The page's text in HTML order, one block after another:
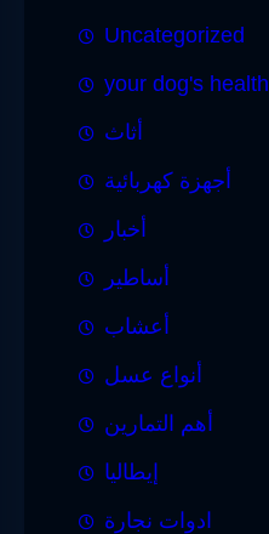
Uncategorized
your dog's health
أثاث
أجهزة كهربائية
أخبار
أساطير
أعشاب
أنواع عسل
أهم التمارين
إيطاليا
ادوات نجارة